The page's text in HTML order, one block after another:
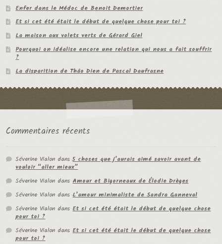
Enfer dans le Médoc de Benoit Demortier
Et si cet été était le début de quelque chose pour toi ?
La maison aux volets verts de Gérard Giel
Pourquoi on idéalise encore une relation qui nous a fait souffrir
?
La disparition de Thâo Dien de Pascal Daufrasne
Commentaires récents
Séverine Vialon dans5 choses que j’aurais aimé savoir avant de
vouloir “aller mieux”
Séverine Vialon dansAmour et Bigorneaux de Élodie Drèges
Séverine Vialon dansL’amour minimaliste de Sandra Ganneval
Séverine Vialon dansEt si cet été était le début de quelque chose
pour toi ?
Séverine Vialon dansEt si cet été était le début de quelque chose
pour toi ?